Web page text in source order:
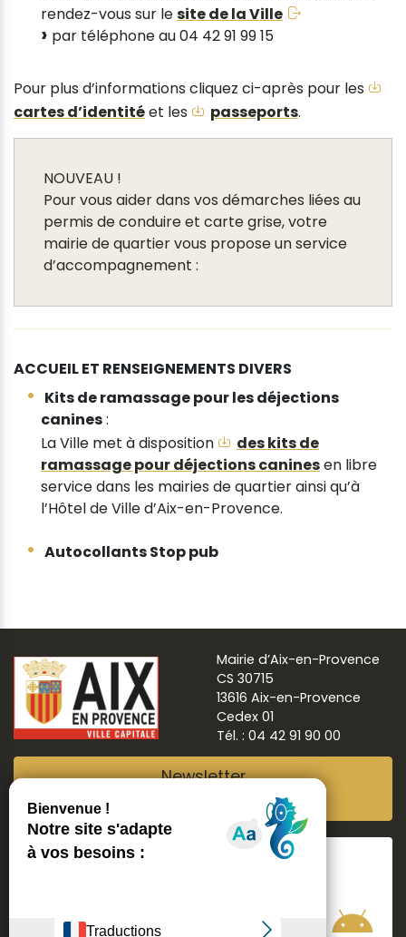
rendez-vous sur lesite de la Ville
par téléphone au 04 42 91 99 15
Pour plus d’informations cliquez ci-après pour les
cartes d’identitéet les passeports.
NOUVEAU !
Pour vous aider dans vos démarches liées au
permis de conduire et carte grise, votre
mairie de quartier vous propose un service
d’accompagnement :
ACCUEIL ET RENSEIGNEMENTS DIVERS
Kits de ramassage pour les déjections
canines:
La Ville met à disposition
des kits de
ramassage pour déjections caninesen libre
service dans les mairies de quartier ainsi qu’à
l’Hôtel de Ville d’Aix-en-Provence.
Autocollants Stop pub
Mairie d’Aix-en-Provence
CS 30715
13616 Aix-en-Provence
Cedex 01
Tél. : 04 42 91 90 00
Newsletter
Suivre Aix ma ville